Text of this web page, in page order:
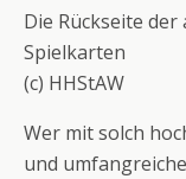
Die Rückseite
Spielkarten
(c) HHStAW
Wer mit solch
und